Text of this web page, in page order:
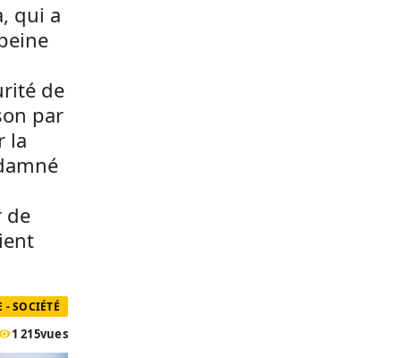
qui a
de
par
la
de
- SOCIÉTÉ
1 215vues